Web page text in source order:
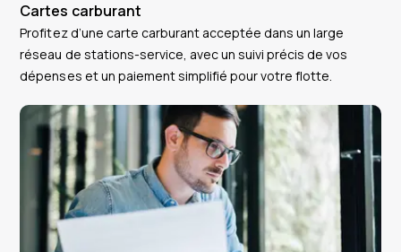
Cartes carburant
Profitez d’une carte carburant acceptée dans un large
réseau de stations-service, avec un suivi précis de vos
dépenses et un paiement simplifié pour votre flotte.